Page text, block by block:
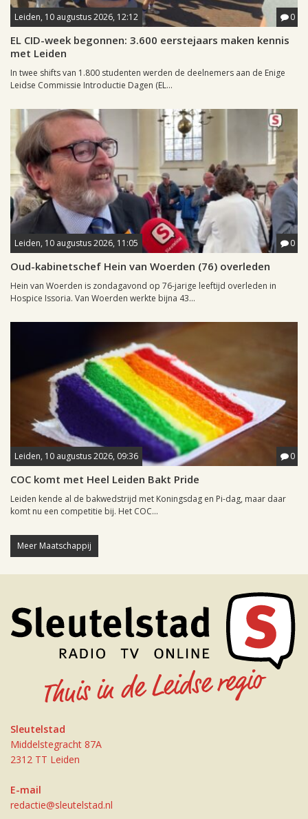
Leiden, 10 augustus 2026, 12:12 0
EL CID-week begonnen: 3.600 eerstejaars maken kennis
met Leiden
In twee shifts van 1.800 studenten werden de deelnemers aan de Enige
Leidse Commissie Introductie Dagen (EL...
Leiden, 10 augustus 2026, 11:05 0
Oud-kabinetschef Hein van Woerden (76) overleden
Hein van Woerden is zondagavond op 76-jarige leeftijd overleden in
Hospice Issoria. Van Woerden werkte bijna 43...
Leiden, 10 augustus 2026, 09:36 0
COC komt met Heel Leiden Bakt Pride
Leiden kende al de bakwedstrijd met Koningsdag en Pi-dag, maar daar
komt nu een competitie bij. Het COC...
Meer Maatschappij
Sleutelstad
Middelstegracht 87A
2312 TT Leiden
E-mail
redactie@sleutelstad.nl